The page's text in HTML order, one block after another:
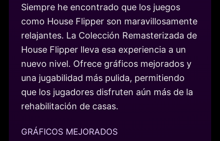
Siempre he encontrado que los juegos
como House Flipper son maravillosamente
relajantes. La Colección Remasterizada de
House Flipper lleva esa experiencia a un
nuevo nivel. Ofrece gráficos mejorados y
una jugabilidad más pulida, permitiendo
que los jugadores disfruten aún más de la
rehabilitación de casas.
GRÁFICOS MEJORADOS